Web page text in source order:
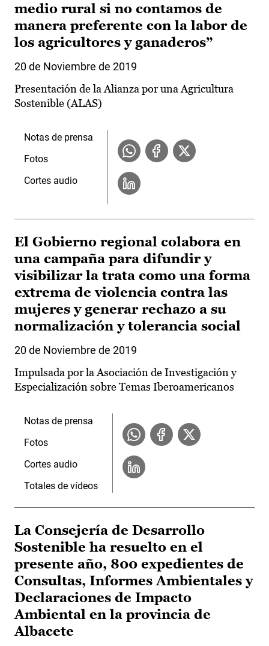
medio rural si no contamos de
manera preferente con la labor de
los agricultores y ganaderos”
20 de Noviembre de 2019
Presentación de la Alianza por una Agricultura
Sostenible (ALAS)
Notas de prensa
Fotos
Cortes audio
El Gobierno regional colabora en
una campaña para difundir y
visibilizar la trata como una forma
extrema de violencia contra las
mujeres y generar rechazo a su
normalización y tolerancia social
20 de Noviembre de 2019
Impulsada por la Asociación de Investigación y
Especialización sobre Temas Iberoamericanos
Notas de prensa
Fotos
Cortes audio
Totales de vídeos
La Consejería de Desarrollo
Sostenible ha resuelto en el
presente año, 800 expedientes de
Consultas, Informes Ambientales y
Declaraciones de Impacto
Ambiental en la provincia de
Albacete